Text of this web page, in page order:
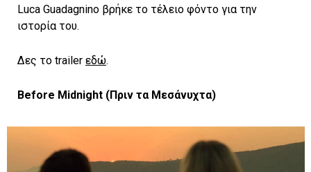
Luca Guadagnino βρήκε το τέλειο φόντο για την
ιστορία του.
Δες το trailer εδώ.
Before Midnight (Πριν τα Μεσάνυχτα)